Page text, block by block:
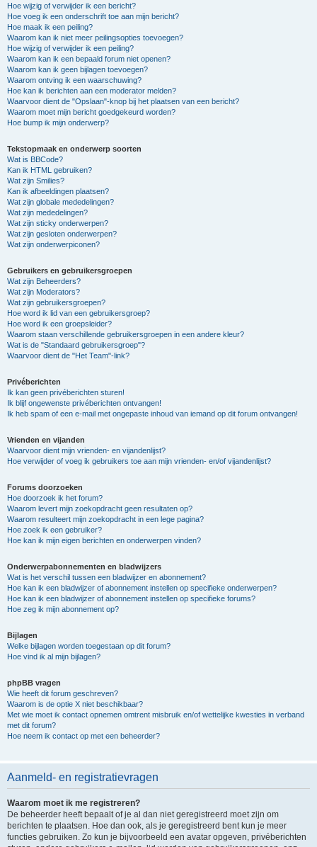
Hoe wijzig of verwijder ik een bericht?
Hoe voeg ik een onderschrift toe aan mijn bericht?
Hoe maak ik een peiling?
Waarom kan ik niet meer peilingsopties toevoegen?
Hoe wijzig of verwijder ik een peiling?
Waarom kan ik een bepaald forum niet openen?
Waarom kan ik geen bijlagen toevoegen?
Waarom ontving ik een waarschuwing?
Hoe kan ik berichten aan een moderator melden?
Waarvoor dient de "Opslaan"-knop bij het plaatsen van een bericht?
Waarom moet mijn bericht goedgekeurd worden?
Hoe bump ik mijn onderwerp?
Tekstopmaak en onderwerp soorten
Wat is BBCode?
Kan ik HTML gebruiken?
Wat zijn Smilies?
Kan ik afbeeldingen plaatsen?
Wat zijn globale mededelingen?
Wat zijn mededelingen?
Wat zijn sticky onderwerpen?
Wat zijn gesloten onderwerpen?
Wat zijn onderwerpiconen?
Gebruikers en gebruikersgroepen
Wat zijn Beheerders?
Wat zijn Moderators?
Wat zijn gebruikersgroepen?
Hoe word ik lid van een gebruikersgroep?
Hoe word ik een groepsleider?
Waarom staan verschillende gebruikersgroepen in een andere kleur?
Wat is de "Standaard gebruikersgroep"?
Waarvoor dient de "Het Team"-link?
Privéberichten
Ik kan geen privéberichten sturen!
Ik blijf ongewenste privéberichten ontvangen!
Ik heb spam of een e-mail met ongepaste inhoud van iemand op dit forum ontvangen!
Vrienden en vijanden
Waarvoor dient mijn vrienden- en vijandenlijst?
Hoe verwijder of voeg ik gebruikers toe aan mijn vrienden- en/of vijandenlijst?
Forums doorzoeken
Hoe doorzoek ik het forum?
Waarom levert mijn zoekopdracht geen resultaten op?
Waarom resulteert mijn zoekopdracht in een lege pagina?
Hoe zoek ik een gebruiker?
Hoe kan ik mijn eigen berichten en onderwerpen vinden?
Onderwerpabonnementen en bladwijzers
Wat is het verschil tussen een bladwijzer en abonnement?
Hoe kan ik een bladwijzer of abonnement instellen op specifieke onderwerpen?
Hoe kan ik een bladwijzer of abonnement instellen op specifieke forums?
Hoe zeg ik mijn abonnement op?
Bijlagen
Welke bijlagen worden toegestaan op dit forum?
Hoe vind ik al mijn bijlagen?
phpBB vragen
Wie heeft dit forum geschreven?
Waarom is de optie X niet beschikbaar?
Met wie moet ik contact opnemen omtrent misbruik en/of wettelijke kwesties in verband
met dit forum?
Hoe neem ik contact op met een beheerder?
Aanmeld- en registratievragen
Waarom moet ik me registreren?
De beheerder heeft bepaalt of je al dan niet geregistreerd moet zijn om
berichten te plaatsen. Hoe dan ook, als je geregistreerd bent kun je meer
functies gebruiken. Zo kun je bijvoorbeeld een avatar opgeven, privéberichten